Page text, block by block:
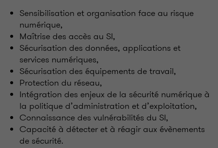
Sensibilisation et organisation face au risque
numérique,
Maîtrise des accès au SI,
Sécurisation des données, applications et
services numériques,
Sécurisation des équipements de travail,
Protection du réseau,
Intégration des enjeux de la sécurité numérique à
la politique d’administration et d’exploitation,
Connaissance des vulnérabilités du SI,
Capacité à détecter et à réagir aux évènements
de sécurité.